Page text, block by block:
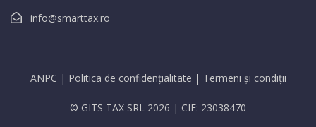
info@smarttax.ro
ANPC | Politica de confidențialitate | Termeni și condiții
© GITS TAX SRL 2026 | CIF: 23038470